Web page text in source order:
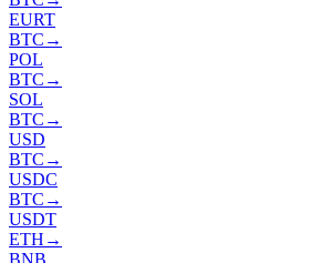
EURT
BTC →
POL
BTC →
SOL
BTC →
USD
BTC →
USDC
BTC →
USDT
ETH →